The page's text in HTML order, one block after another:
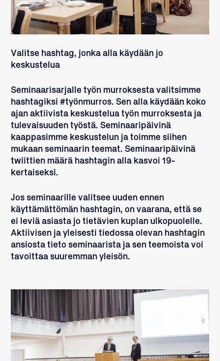
Valitse hashtag, jonka alla käydään jo
keskustelua
Seminaarisarjalle työn murroksesta valitsimme
hashtagiksi #työnmurros. Sen alla käydään koko
ajan aktiivista keskustelua työn murroksesta ja
tulevaisuuden työstä. Seminaaripäivinä
kaappasimme keskustelun ja toimme siihen
mukaan seminaarin teemat. Seminaaripäivinä
twiittien määrä hashtagin alla kasvoi 19-
kertaiseksi.
Jos seminaarille valitsee uuden ennen
käyttämättömän hashtagin, on vaarana, että se
ei leviä asiasta jo tietävien kuplan ulkopuolelle.
Aktiivisen ja yleisesti tiedossa olevan hashtagin
ansiosta tieto seminaarista ja sen teemoista voi
tavoittaa suuremman yleisön.